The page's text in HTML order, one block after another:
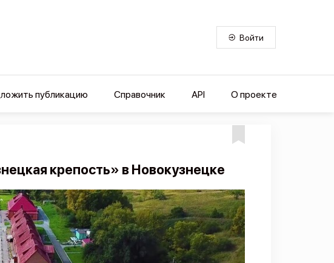
Войти
публикацию Справочник API О проекте
крепость» в Новокузнецке